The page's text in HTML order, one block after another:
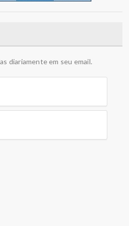
diariamente em seu email.